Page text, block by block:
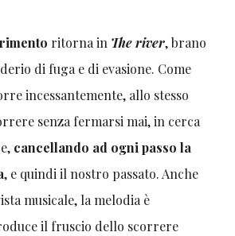
ritorna in The river, brano
di fuga e di evasione. Come
incessantemente, allo stesso
senza fermarsi mai, in cerca
cancellando ad ogni passo la
, e quindi il nostro passato. Anche
musicale, la melodia è
il fruscio dello scorrere